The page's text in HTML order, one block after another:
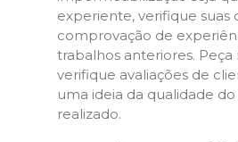
experiente, verifique suas
comprovação de
trabalhos anteriores. Peça
verifique avaliações de
uma ideia da qualidade
realizado.